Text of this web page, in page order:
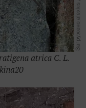
atrica C. L.